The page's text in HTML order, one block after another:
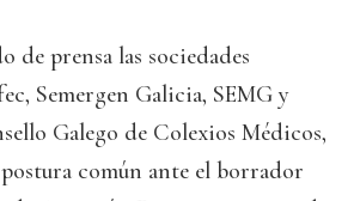
de prensa las sociedades
Semergen Galicia, SEMG y
Galego de Colexios Médicos,
común ante el borrador